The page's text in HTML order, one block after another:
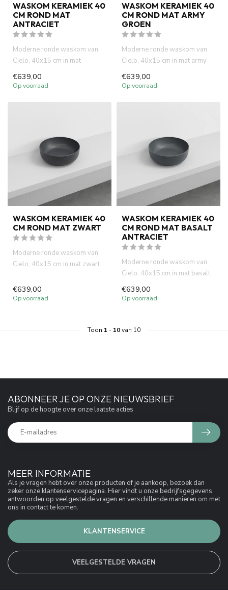
WASKOM KERAMIEK 40
CM ROND MAT
ANTRACIET
Moderne ronde waskom van
Cielo, 40x15 cm in mat
antraciet. Italiaans design,
hog...
€639,00
Op voorraad
WASKOM KERAMIEK 40
CM ROND MAT ARMY
GROEN
Moderne ronde waskom van
Cielo, 40x15 cm in mat army
groen. Italiaans design, ho...
€639,00
Op voorraad
WASKOM KERAMIEK 40
CM ROND MAT ZWART
Moderne ronde waskom van
Cielo, 40x15 cm in mat zwart.
€639,00
Op voorraad
WASKOM KERAMIEK 40
CM ROND MAT BASALT
ANTRACIET
Moderne ronde waskom van
Cielo, 40x15 cm in mat basalt
antraciet. Italiaans des...
€639,00
Op voorraad
Toon 1 - 10van 10
MEER INFORMATIE
Als je vragen hebt over onze producten of je aankoop, bezoek dan
zeker onze klantenservicepagina. Hier vindt u onze bedrijfsgegevens,
antwoorden op veelgestelde vragen en verschillende manieren om met
ons in contact te komen.
KLANTENSERVICE
VEELGESTELDE VRAGEN
ABONNEER JE OP ONZE NIEUWSBRIEF
Blijf op de hoogte over onze laatste acties